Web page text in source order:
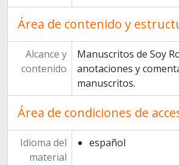
Área de contenido y
Alcance y
contenido
Manuscritos de Soy
anotaciones y
manuscritos.
Área de condiciones de
Idioma del
material
español